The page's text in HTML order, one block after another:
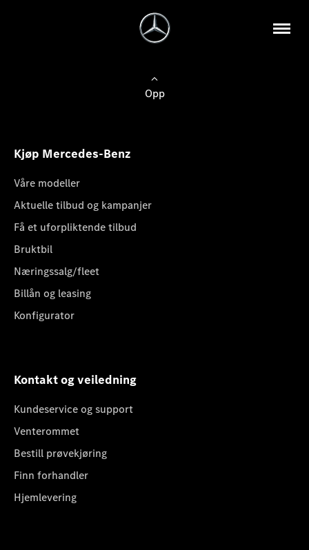
Opp
Kjøp Mercedes-Benz
Våre modeller
Aktuelle tilbud og kampanjer
Få et uforpliktende tilbud
Bruktbil
Næringssalg/fleet
Billån og leasing
Konfigurator
Kontakt og veiledning
Kundeservice og support
Venterommet
Bestill prøvekjøring
Finn forhandler
Hjemlevering